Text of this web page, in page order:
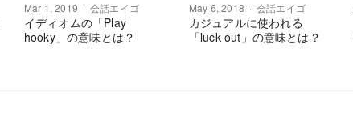
Mar 1, 2019 会話エイゴ
イディオムの「Play
hooky」の意味とは？
May 6, 2018 会話エイゴ
カジュアルに使われる
「luck out」の意味とは？